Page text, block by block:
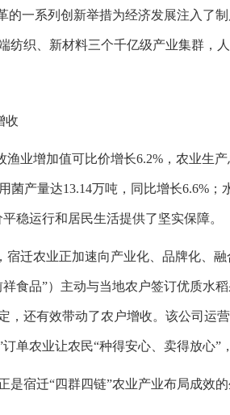
的一系列创新举措为经济发展注入了
纺织、新材料三个千亿级产业集群，
收
业增加值可比价增长6.2%，农业生产
菌产量达13.14万吨，同比增长6.6%
稳运行和居民生活提供了坚实保障。
迁农业正加速向产业化、品牌化、融
食品”）主动与当地农户签订优质水
，还有效带动了农户增收。该公司运
订单农业让农民“种得安心、卖得放心
宿迁“四群四链”农业产业布局成效